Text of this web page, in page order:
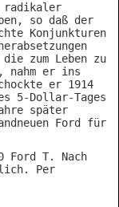
radikaler
so daß der
Konjunkturen
zum Leben zu
nahm er ins
er 1914
5-Dollar-Tages
später
Ford für
Ford T. Nach
Per